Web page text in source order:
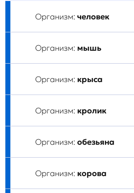
Организм: человек
Организм: мышь
Организм: крыса
Организм: кролик
Организм: обезьяна
Организм: корова